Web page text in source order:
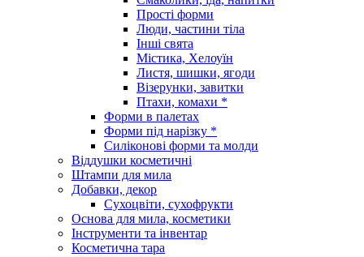
Прості форми
Люди, частини тіла
Інші свята
Містика, Хелоуїн
Листя, шишки, ягоди
Візерунки, завитки
Птахи, комахи *
Форми в палетах
Форми під нарізку *
Силіконові форми та молди
Віддушки косметичні
Штампи для мила
Добавки, декор
Сухоцвіти, сухофрукти
Основа для мила, косметики
Інструменти та інвентар
Косметична тара